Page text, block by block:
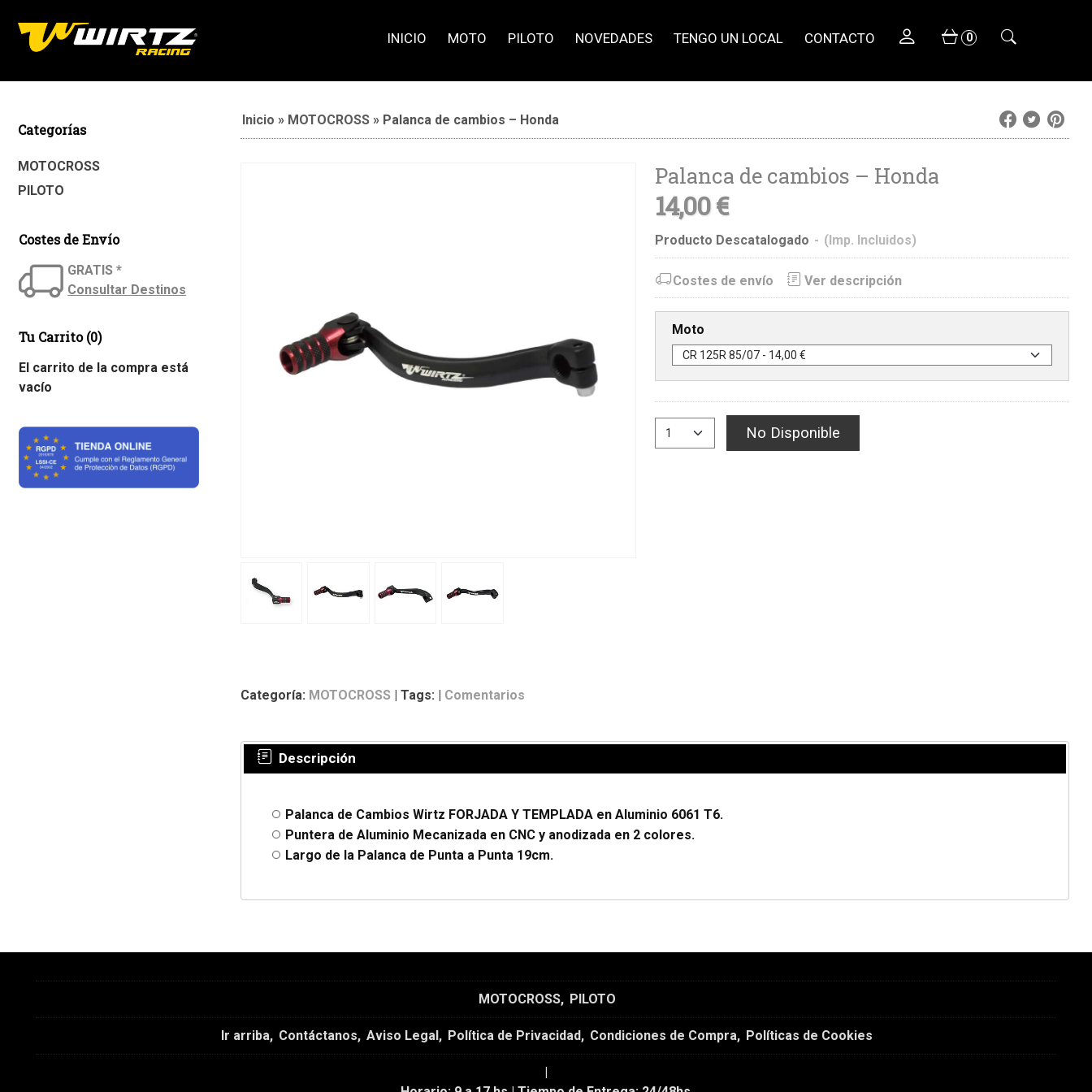
INICIO MOTO PILOTO NOVEDADES TENGO UN LOCAL CONTACTO 0
Categorías
MOTOCROSS
PILOTO
Costes de Envío
GRATIS *
Consultar Destinos
Tu Carrito (0)
El carrito de la compra está
vacío
Inicio » MOTOCROSS » Palanca de cambios – Honda
Palanca de cambios – Honda
14,00 €
Producto Descatalogado - (Imp. Incluidos)
Costes de envío Ver descripción
Moto
No Disponible
Categoría: MOTOCROSS | Tags: | Comentarios
Descripción
Palanca de Cambios Wirtz FORJADA Y TEMPLADA en Aluminio 6061 T6.
Puntera de Aluminio Mecanizada en CNC y anodizada en 2 colores.
Largo de la Palanca de Punta a Punta 19cm.
MOTOCROSS PILOTO
Ir arriba Contáctanos Aviso Legal Política de Privacidad Condiciones de Compra Políticas de Cookies
|